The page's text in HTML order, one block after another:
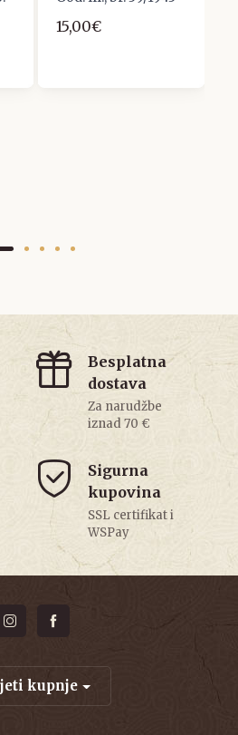
15,00€
Besplatna
dostava
Za narudžbe
iznad 70 €
Sigurna
kupovina
SSL certifikat i
WSPay
kupnje